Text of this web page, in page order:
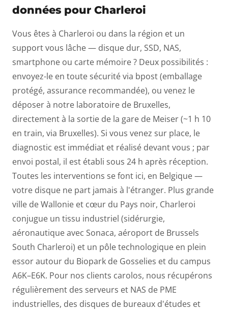
données pour Charleroi
Vous êtes à Charleroi ou dans la région et un
support vous lâche — disque dur, SSD, NAS,
smartphone ou carte mémoire ? Deux possibilités :
envoyez-le en toute sécurité via bpost (emballage
protégé, assurance recommandée), ou venez le
déposer à notre laboratoire de Bruxelles,
directement à la sortie de la gare de Meiser (~1 h 10
en train, via Bruxelles). Si vous venez sur place, le
diagnostic est immédiat et réalisé devant vous ; par
envoi postal, il est établi sous 24 h après réception.
Toutes les interventions se font ici, en Belgique —
votre disque ne part jamais à l'étranger. Plus grande
ville de Wallonie et cœur du Pays noir, Charleroi
conjugue un tissu industriel (sidérurgie,
aéronautique avec Sonaca, aéroport de Brussels
South Charleroi) et un pôle technologique en plein
essor autour du Biopark de Gosselies et du campus
A6K–E6K. Pour nos clients carolos, nous récupérons
régulièrement des serveurs et NAS de PME
industrielles, des disques de bureaux d'études et